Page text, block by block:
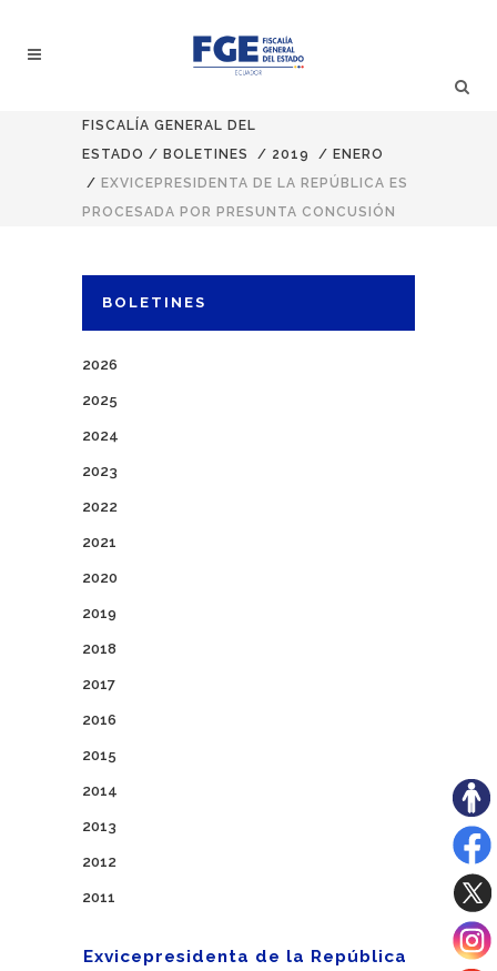
FISCALÍA GENERAL DEL
ESTADO / BOLETINES / 2019 / ENERO
/ EXVICEPRESIDENTA DE LA REPÚBLICA ES
PROCESADA POR PRESUNTA CONCUSIÓN
BOLETINES
2026
2025
2024
2023
2022
2021
2020
2019
2018
2017
2016
2015
2014
2013
2012
2011
Exvicepresidenta de la República